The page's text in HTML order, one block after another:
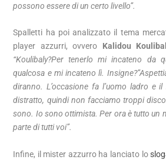
possono essere di un certo livello”.
Spalletti ha poi analizzato il tema
player azzurri, ovvero Kalidou
“Koulibaly?Per tenerlo mi incateno da
qualcosa e mi incateno lì.
diranno. L’occasione fa l’uomo ladro e
distratto, quindi non facciamo troppi
sono. Io sono ottimista. Per ora è tutto un
parte di tutti voi”.
Infine, il mister azzurro ha lanciato lo